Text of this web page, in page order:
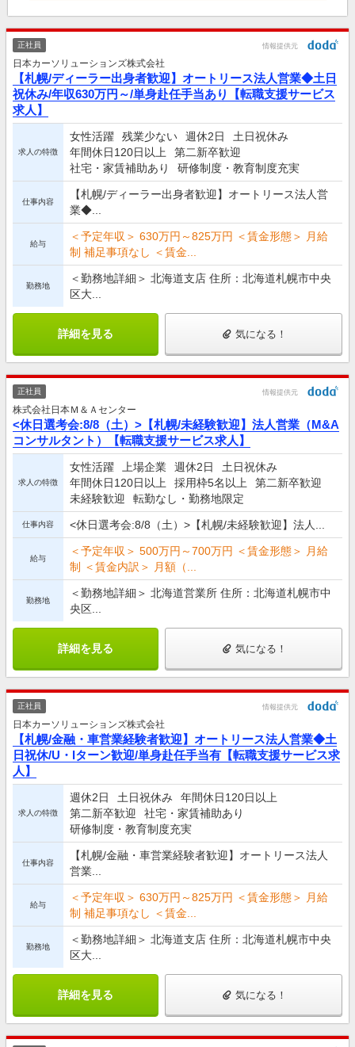
正社員 情報提供元
日本カーソリューションズ株式会社
【札幌/ディーラー出身者歓迎】オートリース法人営業◆土日
祝休み/年収630万円～/単身赴任手当あり【転職支援サービス
求人】
求人の特徴
女性活躍 残業少ない 週休2日
土日祝休み
年間休日120日以上
第二新卒歓迎
社宅・家賃補助あり
研修制度・教育制度充実
仕事内容
【札幌/ディーラー出身者歓迎】オートリース法人営
業◆...
給与
＜予定年収＞ 630万円～825万円 ＜賃金形態＞ 月給
制 補足事項なし ＜賃金...
勤務地
＜勤務地詳細＞ 北海道支店 住所：北海道札幌市中央
区大...
詳細を見る 気になる！
正社員 情報提供元
株式会社日本Ｍ＆Ａセンター
<休日選考会:8/8（土）>【札幌/未経験歓迎】法人営業（M&A
コンサルタント）【転職支援サービス求人】
求人の特徴
女性活躍 上場企業 週休2日
土日祝休み
年間休日120日以上
採用枠5名以上
第二新卒歓迎
未経験歓迎
転勤なし・勤務地限定
仕事内容 <休日選考会:8/8（土）>【札幌/未経験歓迎】法人...
給与
＜予定年収＞ 500万円～700万円 ＜賃金形態＞ 月給
制 ＜賃金内訳＞ 月額（...
勤務地
＜勤務地詳細＞ 北海道営業所 住所：北海道札幌市中
央区...
詳細を見る 気になる！
正社員 情報提供元
日本カーソリューションズ株式会社
【札幌/金融・車営業経験者歓迎】オートリース法人営業◆土
日祝休/U・Iターン歓迎/単身赴任手当有【転職支援サービス求
人】
求人の特徴
週休2日 土日祝休み
年間休日120日以上
第二新卒歓迎
社宅・家賃補助あり
研修制度・教育制度充実
仕事内容
【札幌/金融・車営業経験者歓迎】オートリース法人
営業...
給与
＜予定年収＞ 630万円～825万円 ＜賃金形態＞ 月給
制 補足事項なし ＜賃金...
勤務地
＜勤務地詳細＞ 北海道支店 住所：北海道札幌市中央
区大...
詳細を見る 気になる！